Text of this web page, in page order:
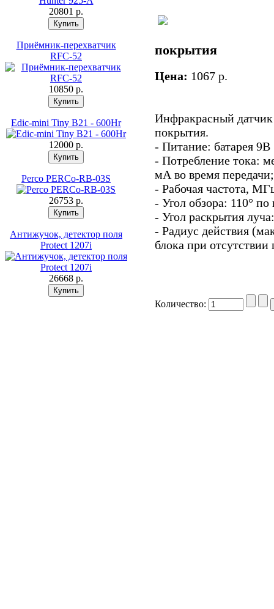
20801 p.
Приёмник-перехватчик
RFC-52
10850 p.
Edic-mini Tiny B21 - 600Hr
12000 p.
Perco PERCo-RB-03S
26753 p.
Антижучок, детектор поля
Prоtect 1207i
26668 p.
покрытия
Цена: 1067 p.
Инфракрасный
покрытия.
- Питание: батарея
- Потребление тока:
мА во время передачи;
- Рабочая частота,
- Угол обзора: 110°
- Угол раскрытия
- Радиус действия
блока при
Количество: